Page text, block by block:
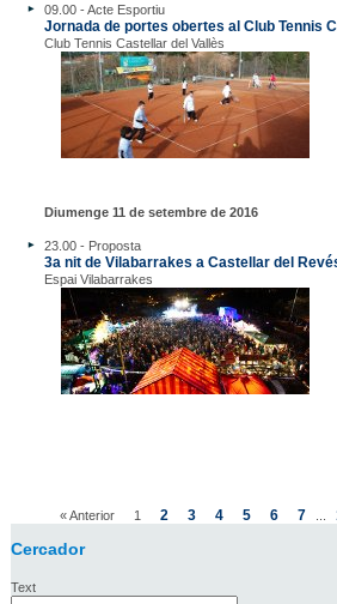
09.00 - Acte Esportiu
Jornada de portes obertes al Club Tennis
Club Tennis Castellar del Vallès
Diumenge 11 de setembre de 2016
23.00 - Proposta
3a nit de Vilabarrakes a Castellar del
Espai Vilabarrakes
« Anterior 1 2 3 4 5 6 7
Cercador
Text